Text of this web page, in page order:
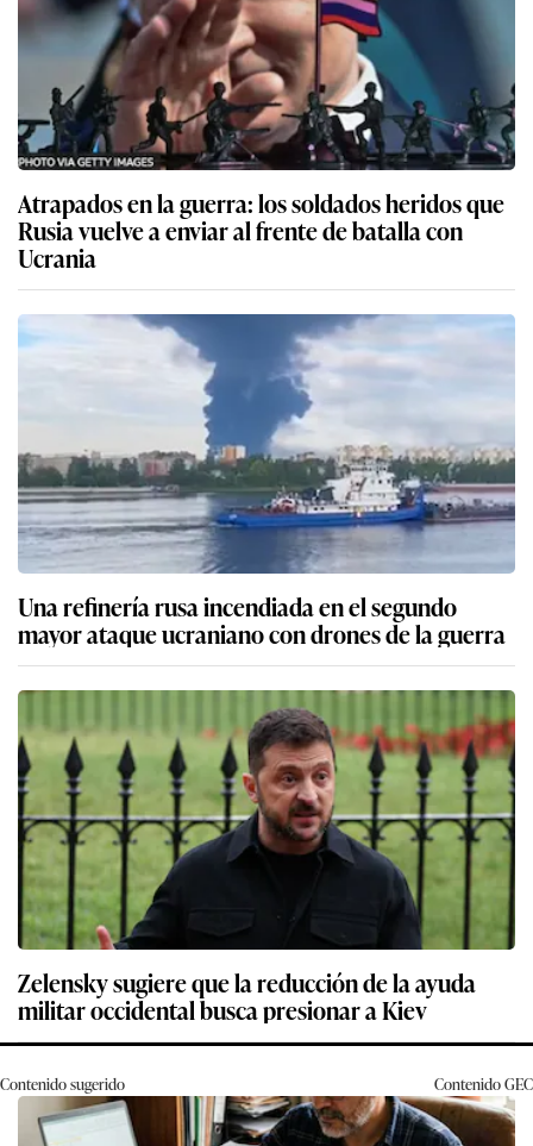
Atrapados en la guerra: los soldados heridos que
Rusia vuelve a enviar al frente de batalla con
Ucrania
Una refinería rusa incendiada en el segundo
mayor ataque ucraniano con drones de la guerra
Zelensky sugiere que la reducción de la ayuda
militar occidental busca presionar a Kiev
Contenido sugerido ContenidoGEC